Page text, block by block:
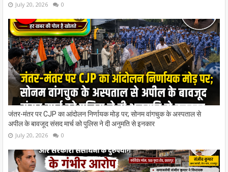
July 20, 2026 0
जंतर-मंतर पर CJP का आंदोलन निर्णायक मोड़ पर; सोनम वांगचुक के अस्पताल से
अपील के बावजूद संसद मार्च को पुलिस ने दी अनुमति से इनकार
July 20, 2026 0